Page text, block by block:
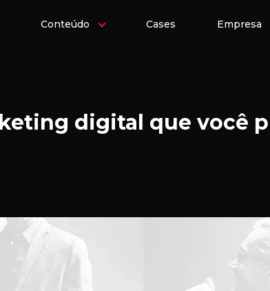
Conteúdo Cases Empresa
digital que você